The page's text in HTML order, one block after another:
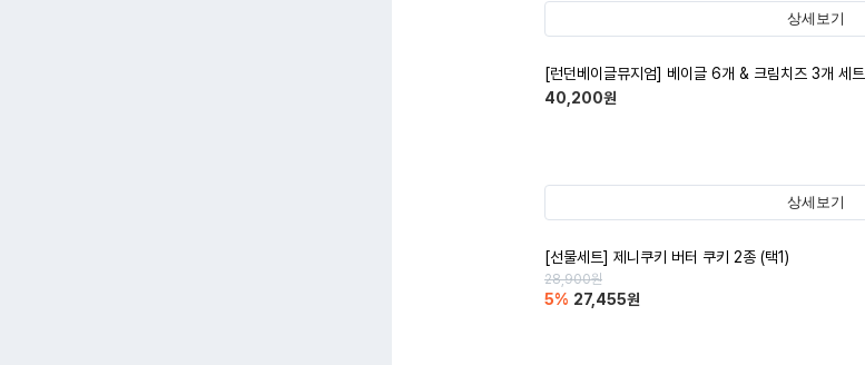
상세보기
[런던베이글뮤지엄] 베이글 6개 & 크림치즈 3개 세트
40,200원
상세보기
[선물세트] 제니쿠키 버터 쿠키 2종 (택1)
28,900원
5% 27,455원